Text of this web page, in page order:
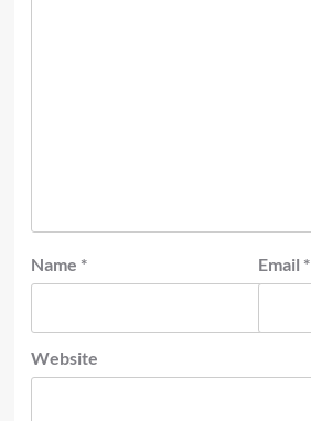
Name * Email *
Website